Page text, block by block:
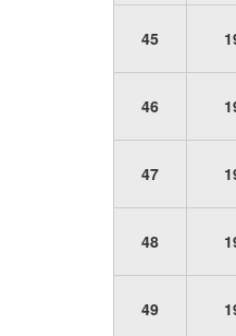
45
46
47
48
49